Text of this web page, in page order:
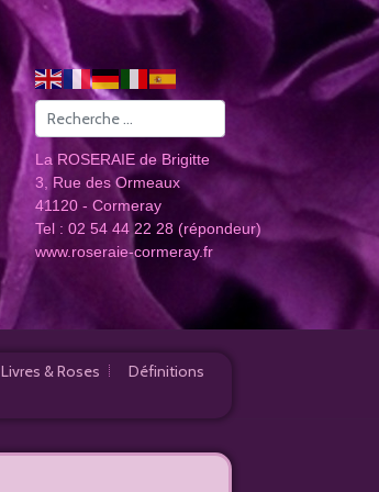
Valider
La ROSERAIE de Brigitte
3, Rue des Ormeaux
41120 - Cormeray
Tel : 02 54 44 22 28 (répondeur)
www.roseraie-cormeray.fr
Livres & Roses Définitions